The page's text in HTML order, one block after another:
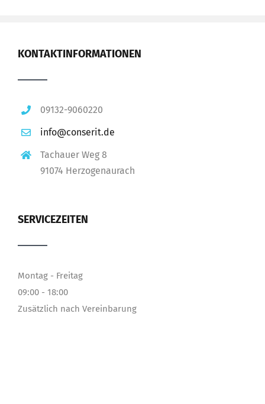
KONTAKTINFORMATIONEN
09132-9060220
info@conserit.de
Tachauer Weg 8
91074 Herzogenaurach
SERVICEZEITEN
Montag - Freitag
09:00 - 18:00
Zusätzlich nach Vereinbarung